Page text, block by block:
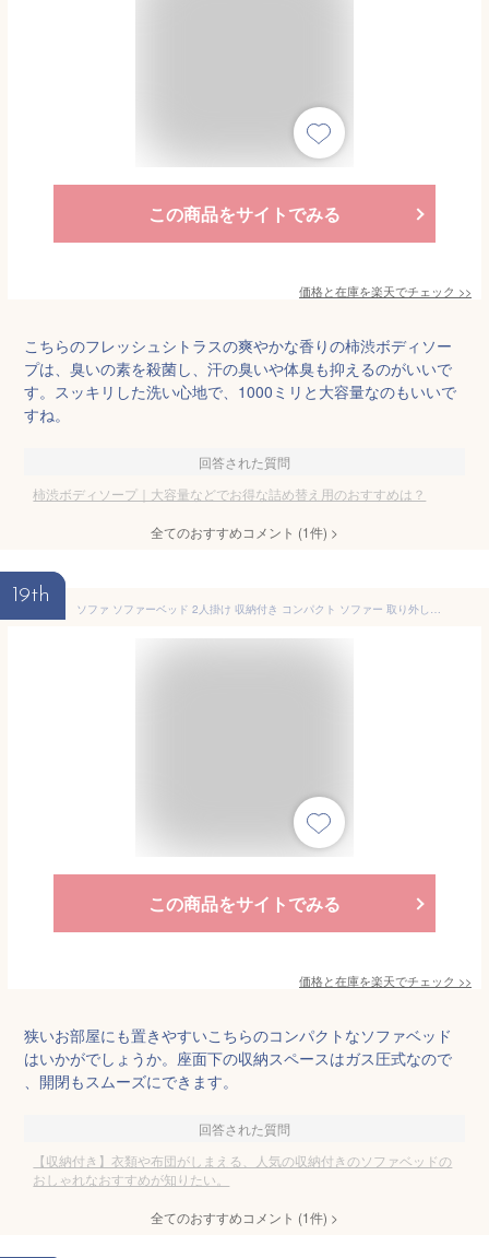
この商品をサイトでみる
価格と在庫を楽天でチェック >>
こちらのフレッシュシトラスの爽やかな香りの柿渋ボディソー
プは、臭いの素を殺菌し、汗の臭いや体臭も抑えるのがいいで
す。スッキリした洗い心地で、1000ミリと大容量なのもいいで
すね。
回答された質問
柿渋ボディソープ｜大容量などでお得な詰め替え用のおすすめは？
全てのおすすめコメント (1件) >
19th
ソファ ソファーベッド 2人掛け 収納付き コンパクト ソファー 取り外し脚 モダン キッズ ソファ 二人掛け リクライニングソファ ローソファ 高級感 一人暮らし ソファ
この商品をサイトでみる
価格と在庫を楽天でチェック >>
狭いお部屋にも置きやすいこちらのコンパクトなソファベッド
はいかがでしょうか。座面下の収納スペースはガス圧式なので
、開閉もスムーズにできます。
回答された質問
【収納付き】衣類や布団がしまえる、人気の収納付きのソファベッドの
おしゃれなおすすめが知りたい。
全てのおすすめコメント (1件) >